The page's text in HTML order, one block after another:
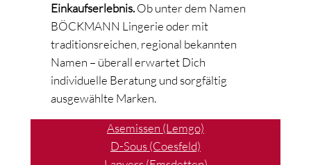
Einkaufserlebnis.Ob unter dem Namen
BÖCKMANN Lingerie oder mit
traditionsreichen, regional bekannten
Namen – überall erwartet Dich
individuelle Beratung und sorgfältig
ausgewählte Marken.
Asemissen (Lemgo)
D-Sous (Coesfeld)